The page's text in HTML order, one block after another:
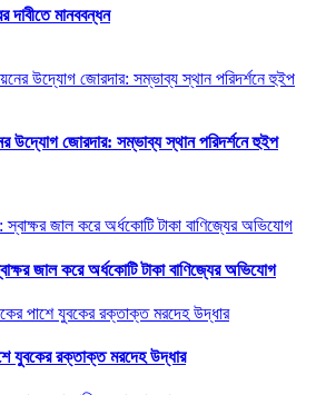
দাবীতে মানববন্ধন
উদ্যোগ জোরদার: সম্ভাব্য স্থান পরিদর্শনে হুইপ
জাল করে অর্ধকোটি টাকা বাণিজ্যের অভিযোগ
যুবকের রক্তাক্ত মরদেহ উদ্ধার